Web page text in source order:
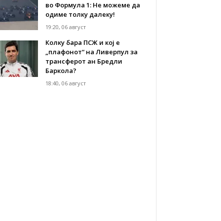
во Формула 1: Не можеме да
одиме толку далеку!
19:20, 06 август
Колку бара ПСЖ и кој е
„плафонот“ на Ливерпул за
трансферот ан Бредли
Баркола?
18:40, 06 август